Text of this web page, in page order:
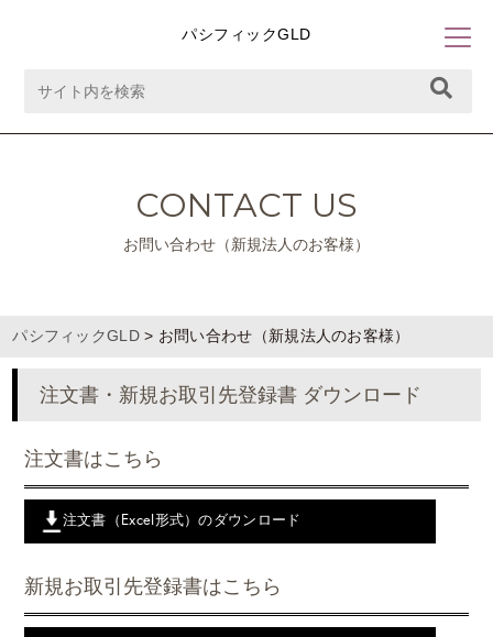
パシフィックGLD
CONTACT US
お問い合わせ（新規法人のお客様）
パシフィックGLD> お問い合わせ（新規法人のお客様）
注文書・新規お取引先登録書 ダウンロード
注文書はこちら
注文書（Excel形式）のダウンロード
新規お取引先登録書はこちら